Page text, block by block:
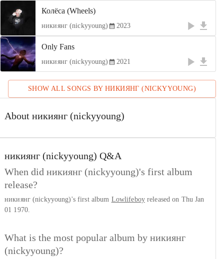
Колёса (Wheels)
никиянг (nickyyoung) 2023
Only Fans
никиянг (nickyyoung) 2021
SHOW ALL SONGS BYНИКИЯНГ (NICKYYOUNG)
About никиянг (nickyyoung)
никиянг (nickyyoung) Q&A
When did никиянг (nickyyoung)'s first album
release?
никиянг (nickyyoung)'s first album Lowlifeboyreleased on Thu Jan
01 1970.
What is the most popular album by никиянг
(nickyyoung)?